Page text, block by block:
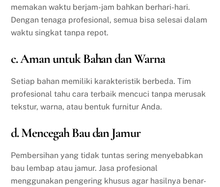
memakan waktu berjam-jam bahkan berhari-hari.
Dengan tenaga profesional, semua bisa selesai dalam
waktu singkat tanpa repot.
c. Aman untuk Bahan dan Warna
Setiap bahan memiliki karakteristik berbeda. Tim
profesional tahu cara terbaik mencuci tanpa merusak
tekstur, warna, atau bentuk furnitur Anda.
d. Mencegah Bau dan Jamur
Pembersihan yang tidak tuntas sering menyebabkan
bau lembap atau jamur. Jasa profesional
menggunakan pengering khusus agar hasilnya benar-